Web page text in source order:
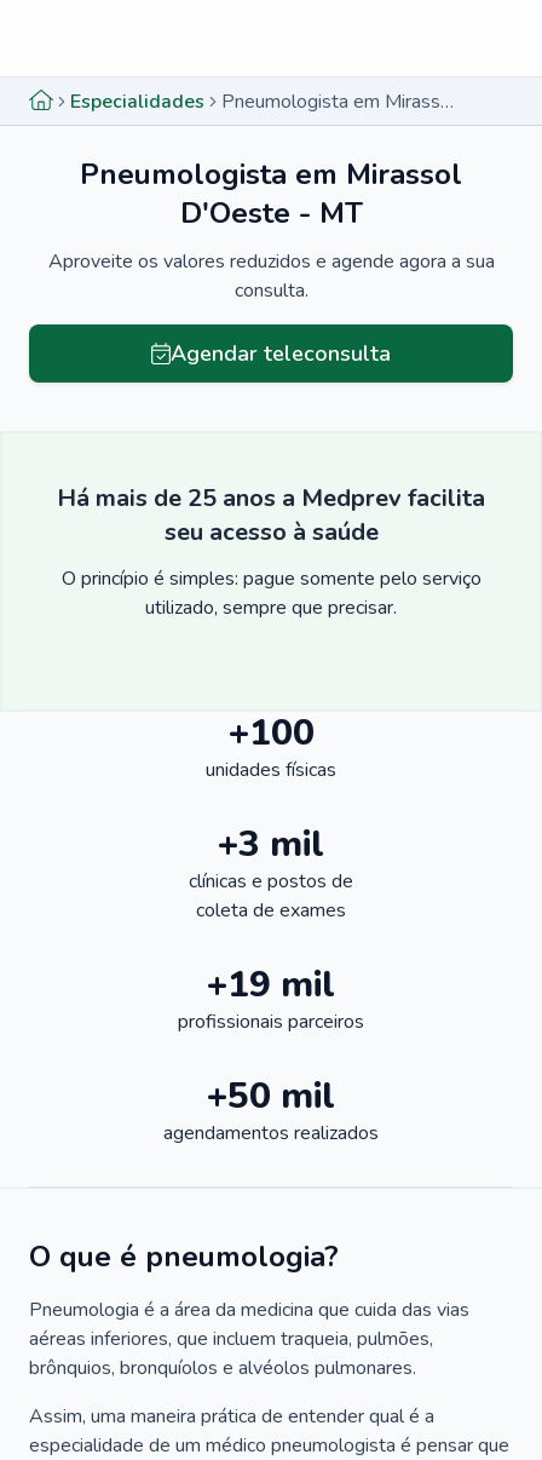
Especialidades Pneumologista em Mirassol D'Oeste - MT
Pneumologista em Mirassol
D'Oeste - MT
Aproveite os valores reduzidos e agende agora a sua
consulta.
Agendar teleconsulta
Há mais de 25 anos a Medprev facilita
seu acesso à saúde
O princípio é simples: pague somente pelo serviço
utilizado, sempre que precisar.
+100
unidades físicas
+3 mil
clínicas e postos de
coleta de exames
+19 mil
profissionais parceiros
+50 mil
agendamentos realizados
O que é pneumologia?
Pneumologia é a área da medicina que cuida das vias
aéreas inferiores, que incluem traqueia, pulmões,
brônquios, bronquíolos e alvéolos pulmonares.
Assim, uma maneira prática de entender qual é a
especialidade de um médico pneumologista é pensar que